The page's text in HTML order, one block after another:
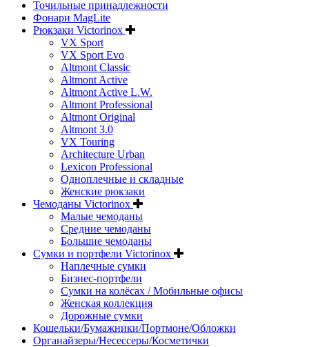
Точильные принадлежности
Фонари MagLite
Рюкзаки Victorinox
VX Sport
VX Sport Evo
Altmont Classic
Altmont Active
Altmont Active L.W.
Altmont Professional
Altmont Original
Altmont 3.0
VX Touring
Architecture Urban
Lexicon Professional
Одноплечные и складные
Женские рюкзаки
Чемоданы Victorinox
Малые чемоданы
Средние чемоданы
Большие чемоданы
Сумки и портфели Victorinox
Наплечные сумки
Бизнес-портфели
Сумки на колёсах / Мобильные офисы
Женская коллекция
Дорожные сумки
Кошельки/Бумажники/Портмоне/Обложки
Органайзеры/Несессеры/Косметички